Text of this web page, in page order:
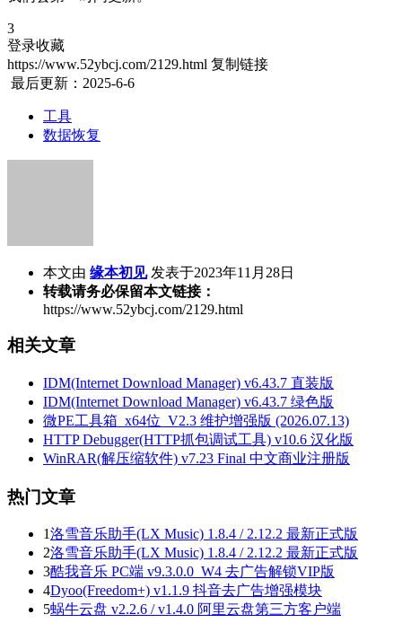
3
登录收藏
https://www.52ybcj.com/2129.html 复制链接
最后更新：2025-6-6
工具
数据恢复
本文由 缘本初见 发表于2023年11月28日
转载请务必保留本文链接：
https://www.52ybcj.com/2129.html
相关文章
IDM(Internet Download Manager) v6.43.7 直装版
IDM(Internet Download Manager) v6.43.7 绿色版
微PE工具箱_x64位_V2.3 维护增强版 (2026.07.13)
HTTP Debugger(HTTP抓包调试工具) v10.6 汉化版
WinRAR(解压缩软件) v7.23 Final 中文商业注册版
热门文章
1洛雪音乐助手(LX Music) 1.8.4 / 2.12.2 最新正式版
2洛雪音乐助手(LX Music) 1.8.4 / 2.12.2 最新正式版
3酷我音乐 PC端 v9.3.0.0_W4 去广告解锁VIP版
4Dyoo(Freedom+) v1.1.9 抖音去广告增强模块
5蜗牛云盘 v2.2.6 / v1.4.0 阿里云盘第三方客户端